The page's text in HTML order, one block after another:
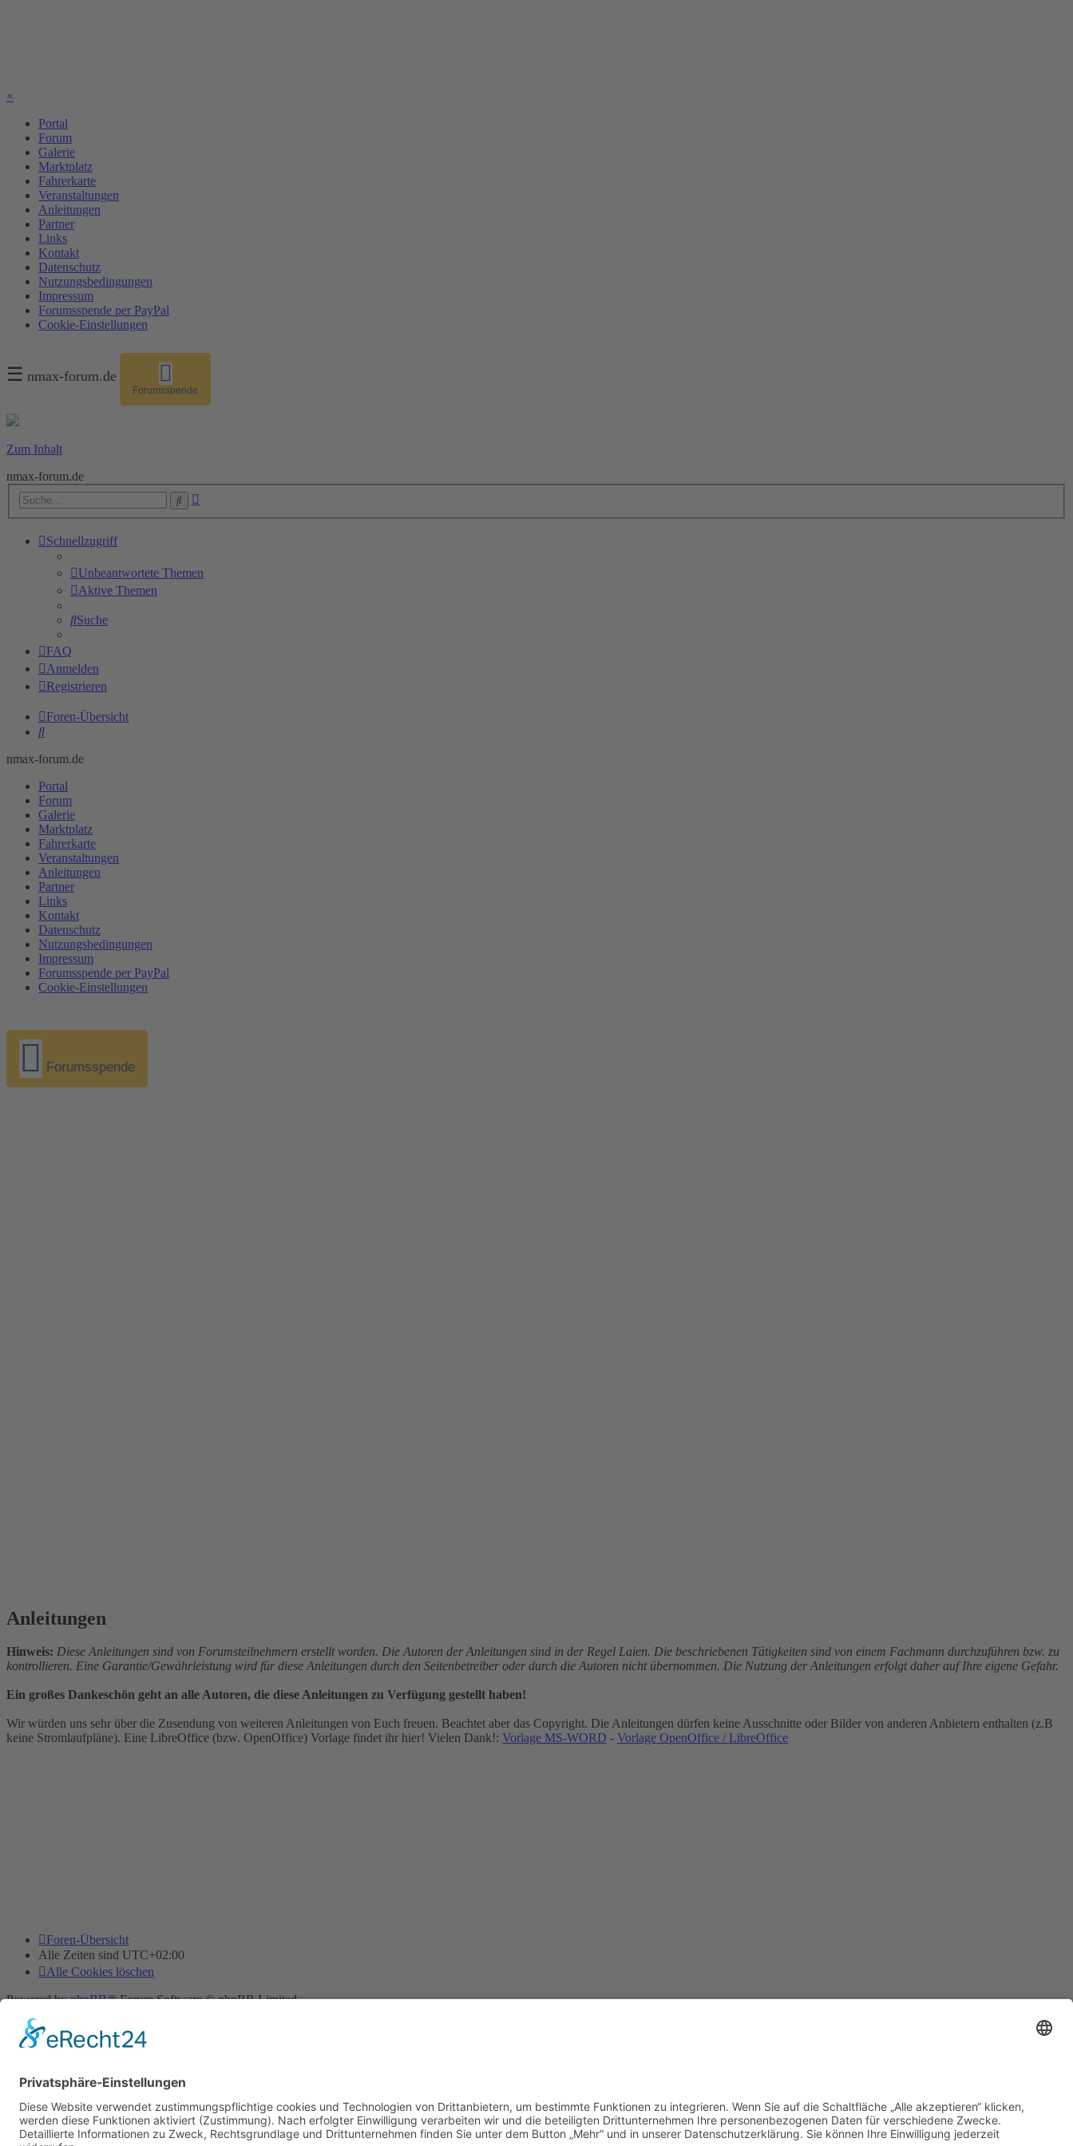
×
Portal
Forum
Galerie
Marktplatz
Fahrerkarte
Veranstaltungen
Anleitungen
Partner
Links
Kontakt
Datenschutz
Nutzungsbedingungen
Impressum
Forumsspende per PayPal
Cookie-Einstellungen
☰ nmax-forum.de
Forumsspende
Zum Inhalt
nmax-forum.de
Suche
Schnellzugriff
Unbeantwortete Themen
Aktive Themen
Suche
FAQ
Anmelden
Registrieren
Foren-Übersicht
Suche
nmax-forum.de
Portal
Forum
Galerie
Marktplatz
Fahrerkarte
Veranstaltungen
Anleitungen
Partner
Links
Kontakt
Datenschutz
Nutzungsbedingungen
Impressum
Forumsspende per PayPal
Cookie-Einstellungen
Forumsspende
Anleitungen
Hinweis: Diese Anleitungen sind von Forumsteilnehmern erstellt worden. Die Autoren der Anleitungen sind in der Regel Laien. Die beschriebenen Tätigkeiten sind von einem Fachmann durchzuführen bzw. zu
kontrollieren. Eine Garantie/Gewährleistung wird für diese Anleitungen durch den Seitenbetreiber oder durch die Autoren nicht übernommen. Die Nutzung der Anleitungen erfolgt daher auf Ihre eigene Gefahr.
Ein großes Dankeschön geht an alle Autoren, die diese Anleitungen zu Verfügung gestellt haben!
Wir würden uns sehr über die Zusendung von weiteren Anleitungen von Euch freuen. Beachtet aber das Copyright. Die Anleitungen dürfen keine Ausschnitte oder Bilder von anderen Anbietern enthalten (z.B
keine Stromlaufpläne). Eine LibreOffice (bzw. OpenOffice) Vorlage findet ihr hier! Vielen Dank!: Vorlage MS-WORD - Vorlage OpenOffice / LibreOffice
Foren-Übersicht
Alle Zeiten sind UTC+02:00
Alle Cookies löschen
Powered byphpBB® Forum Software © phpBB Limited
Deutsche Übersetzung durch
Datenschutz |Nutzungsbedingungen
Time: 0.016s| Peak Memory Usage: 10.04 MiB | GZIP: Off